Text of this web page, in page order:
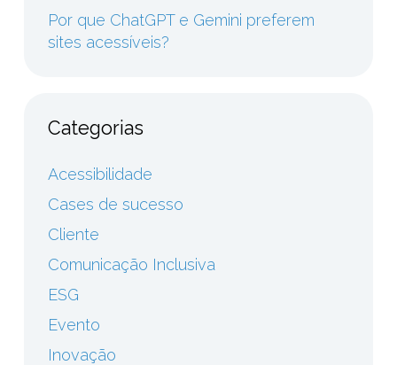
Por que ChatGPT e Gemini preferem
sites acessíveis?
Categorias
Acessibilidade
Cases de sucesso
Cliente
Comunicação Inclusiva
ESG
Evento
Inovação